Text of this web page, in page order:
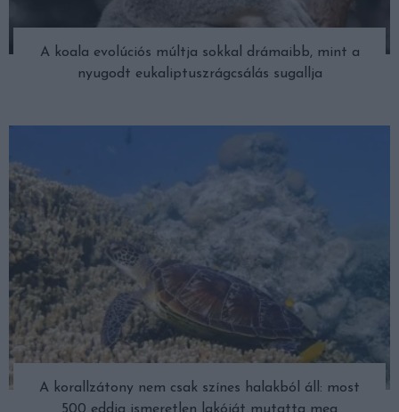
A koala evolúciós múltja sokkal drámaibb, mint a
nyugodt eukaliptuszrágcsálás sugallja
A korallzátony nem csak színes halakból áll: most